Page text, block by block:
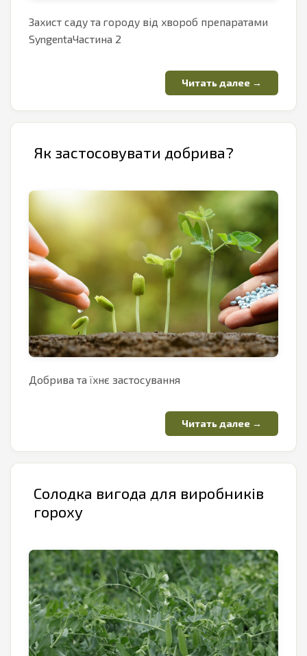
Захист саду та городу від хвороб препаратами
SyngentaЧастина 2
Як застосовувати добрива?
Добрива та їхнє застосування
Солодка вигода для виробників
гороху